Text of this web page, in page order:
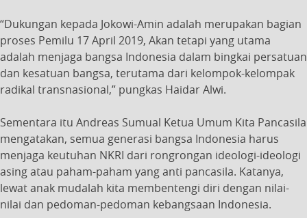
“Dukungan kepada Jokowi-Amin adalah merupakan bagian
proses Pemilu 17 April 2019, Akan tetapi yang utama
adalah menjaga bangsa Indonesia dalam bingkai persatuan
dan kesatuan bangsa, terutama dari kelompok-kelompak
radikal transnasional,” pungkas Haidar Alwi.
Sementara itu Andreas Sumual Ketua Umum Kita Pancasila
mengatakan, semua generasi bangsa Indonesia harus
menjaga keutuhan NKRI dari rongrongan ideologi-ideologi
asing atau paham-paham yang anti pancasila. Katanya,
lewat anak mudalah kita membentengi diri dengan nilai-
nilai dan pedoman-pedoman kebangsaan Indonesia.